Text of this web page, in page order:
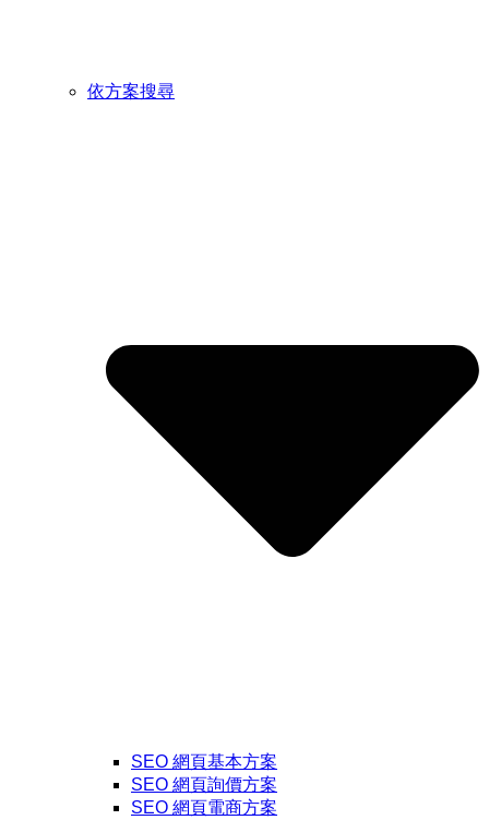
依方案搜尋
SEO 網頁基本方案
SEO 網頁詢價方案
SEO 網頁電商方案